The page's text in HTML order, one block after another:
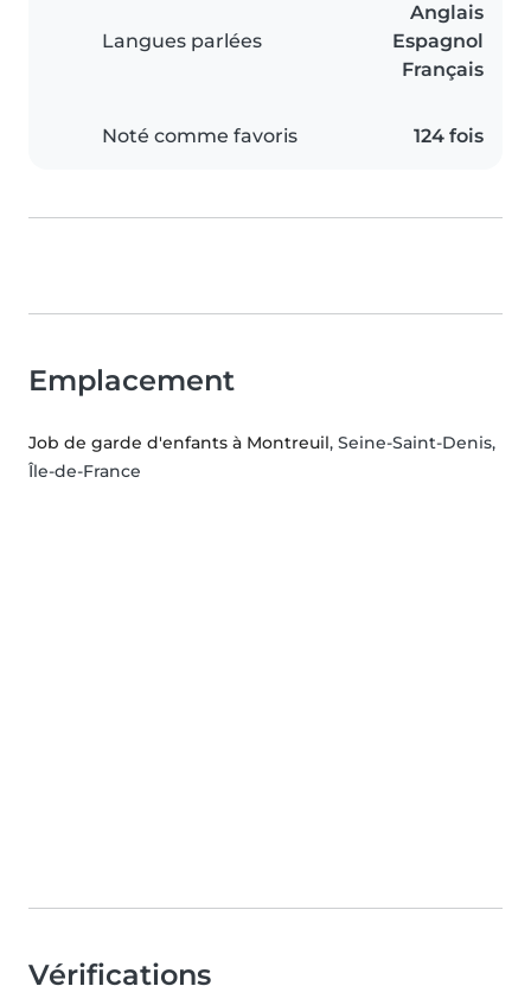
Langues parlées
Anglais
Espagnol
Français
Noté comme favoris 124 fois
Emplacement
Job de garde d'enfants à Montreuil, Seine-Saint-Denis,
Île-de-France
Vérifications